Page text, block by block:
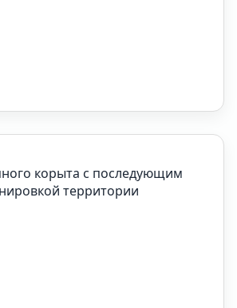
корыта с последующим
территории